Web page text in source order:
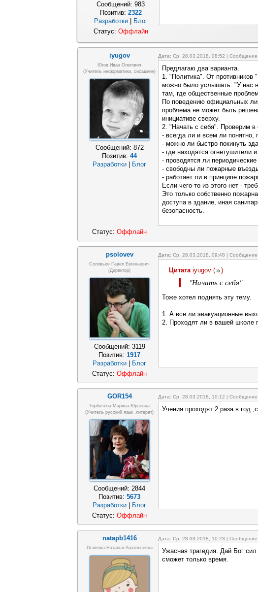
Сообщений: 983
Позитив: 2322
Разработки| Блог
Статус: Оффлайн
iyugov Дата: Ср, 28.03.2018, 08:52 |
Югов Иван Олегович
(Учитель информатики, сисадмин)
Сообщений: 872
Позитив: 44
Разработки
Блог
Предлагаю два варианта.
1. "Политика". От противников
можно было услышать: "У нас
там, где общественные
По поведению официальных
проблема не может быть
инициативе сверху.
2. "Начать с себя". Проверим в
- всегда ли и всем ли понятно,
- можно ли быстро покинуть
- где находятся
- проводятся ли
- свободны ли пожарные
- работает ли в принципе
Если чего-то из этого нет -
Это только собственно
доступа в здание, иная
безопасность.
Статус: Оффлайн
psolovev Дата: Ср, 28.03.2018, 09:48 |
Соловьев Павел Евгеньевич
(Директор)
Сообщений: 3119
Позитив: 1917
Разработки
Блог
Цитата iyugov ( )
"Начать с себя"
Тоже хотел поднять эту тему.
1. А все ли эвакуационные
2. Проходят ли в вашей школе
Статус: Оффлайн
GOR154 Дата: Ср, 28.03.2018, 10:12 |
Горбачева Марина Юрьевна
(учитель русский язык ,литерат)
Сообщений: 2844
Позитив: 5673
Разработки
Блог
Учения проходят 2 раза в год
Статус: Оффлайн
natapb1416 Дата: Ср, 28.03.2018, 10:23 |
Осипова Наталья Анатольевна
Ужасная трагедия. Дай Бог
сможет только время.